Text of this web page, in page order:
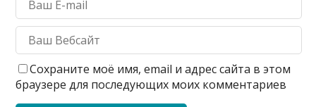
Сохраните моё имя, email и адрес сайта в этом
браузере для последующих моих комментариев